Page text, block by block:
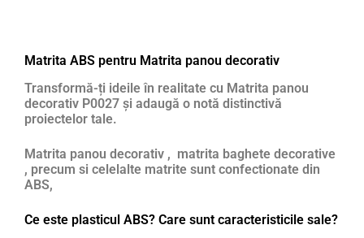
Matrita ABS pentru Matrita panou decorativ
Transformă-ți ideile în realitate cu Matrita panou
decorativ P0027 și adaugă o notă distinctivă
proiectelor tale.
Matrita panou decorativ , matrita baghete decorative
, precum si celelalte matrite sunt confectionate din
ABS,
Ce este plasticul ABS? Care sunt caracteristicile sale?